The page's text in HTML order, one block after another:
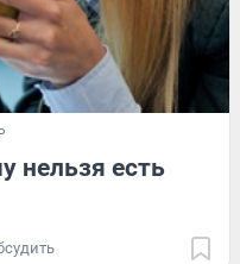
нельзя есть